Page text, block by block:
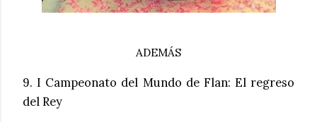
ADEMÁS
9. I Campeonato del Mundo de Flan: El regreso
del Rey